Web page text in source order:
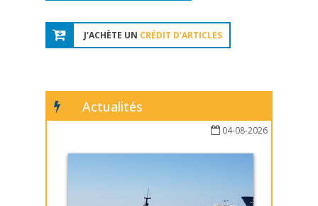
J'ACHÈTE UN CRÉDIT D'ARTICLES
Actualités
04-08-2026